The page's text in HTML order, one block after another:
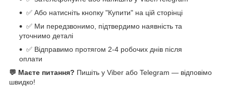
✅ Або натисніть кнопку "Купити" на цій сторінці
✅ Ми передзвонимо, підтвердимо наявність та
уточнимо деталі
✅ Відправимо протягом 2-4 робочих днів після
оплати
💬 Маєте питання? Пишіть у Viber або Telegram — відповімо
швидко!